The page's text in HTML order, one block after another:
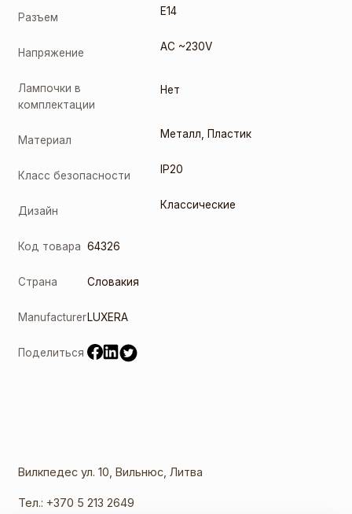
Разъем E14
Напряжение AC ~230V
Лампочки в
комплектации
Нет
Материал Металл Пластик
Класс безопасности IP20
Дизайн Классические
Код товара 64326
Страна Словакия
ManufacturerLUXERA
Поделиться
Вилкпедес ул. 10, Вильнюс, Литва
Тел.: +370 5 213 2649